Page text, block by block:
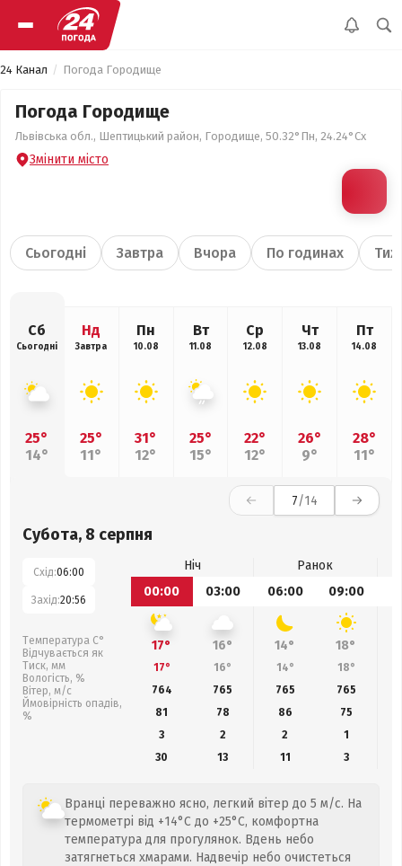
24 Канал Погода Городище
Погода Городище
Львівська обл., Шептицький район, Городище, 50.32°Пн, 24.24°Сх
Змінити місто
Сьогодні Завтра Вчора По годинах
Сб
Сьогодні
25°
14°
Нд
Завтра
25°
11°
Пн
10.08
31°
12°
Вт
11.08
25°
15°
Ср
12.08
22°
12°
Чт
13.08
26°
9°
Пт
14.08
28°
11°
7/14
Субота, 8 серпня
Схід:06:00
Захід:20:56
Температура С°
Відчувається як
Тиск, мм
Вологість, %
Вітер, м/с
Ймовірність опадів,
%
Ніч
Ранок
00:00
03:00 06:00 09:00
17° 16° 14° 18°
17° 16° 14° 18°
764
765 765 765
81
78 86 75
3
2 2
1
30
13 11 3
Вранці переважно ясно, легкий вітер до 5 м/с. На
термометрі від +14°C до +25°C, комфортна
температура для прогулянок. Вдень небо
затягнеться хмарами. Надвечір небо очистеться